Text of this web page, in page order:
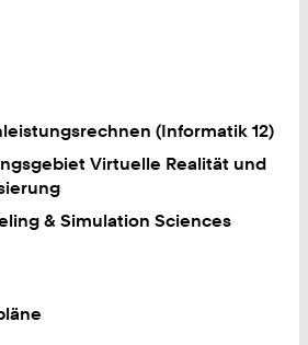
(Informatik 12)
Virtuelle Realität und
& Simulation Sciences